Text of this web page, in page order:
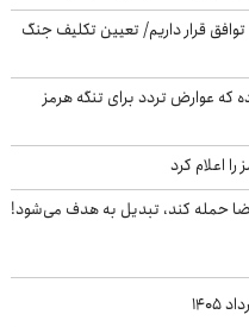
قرار داریم/ تعیین تکلیف جنگ
که عوارض تردد برای تنگه هرمز
اعلام کرد
حمله کند، تبدیل به هدف می‌شود!